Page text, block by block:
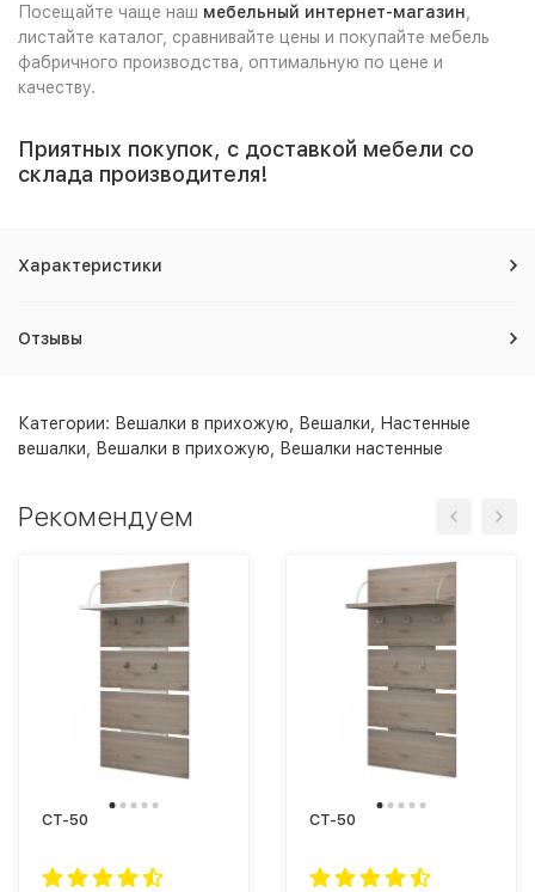
Посещайте чаще наш мебельный интернет-магазин
листайте каталог, сравнивайте цены и покупайте мебель
фабричного производства, оптимальную по цене и
качеству.
Приятных покупок, с доставкой мебели со
склада производителя!
Характеристики
Отзывы
Категории: Вешалки в прихожую Вешалки
Настенные
вешалки
Вешалки в прихожую Вешалки настенные
Рекомендуем
СТ-50 СТ-50